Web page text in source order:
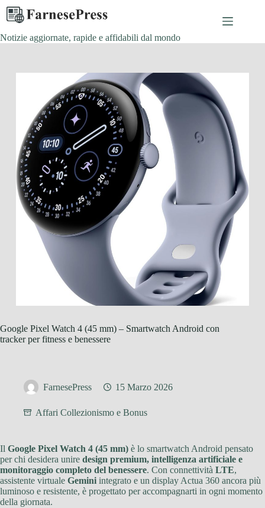
Salta
contenuto
Notizie aggiornate, rapide e affidabili dal mondo
Google Pixel Watch 4 (45 mm) – Smartwatch Android con
tracker per fitness e benessere
FarnesePress 15 Marzo 2026
Affari Collezionismo e Bonus
Il Google Pixel Watch 4 (45 mm) è lo smartwatch Android pensato
per chi desidera unire design premium, intelligenza artificiale e
monitoraggio completo del benessere. Con connettività LTE,
assistente virtuale Gemini integrato e un display Actua 360 ancora più
luminoso e resistente, è progettato per accompagnarti in ogni momento
della giornata.